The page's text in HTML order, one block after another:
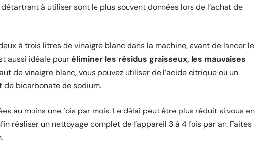
à utiliser sont le plus souvent données lors de l’achat de
à trois litres de vinaigre blanc dans la machine, avant de lancer le
aussi idéale pouréliminer les résidus graisseux, les mauvaises
de vinaigre blanc, vous pouvez utiliser de l’acide citrique ou un
de bicarbonate de sodium.
au moins une fois par mois. Le délai peut être plus réduit si vous en
réaliser un nettoyage complet de l’appareil 3 à 4 fois par an. Faites